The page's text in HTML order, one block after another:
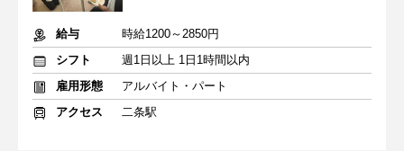
給与
時給1200～2850円
シフト
週1日以上 1日1時間以内
雇用形態
アルバイト・パート
アクセス
二条駅